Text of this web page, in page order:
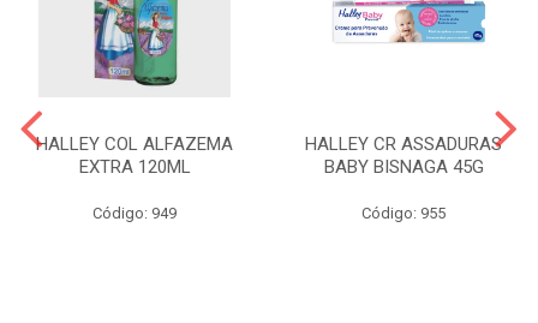
HALLEY COL ALFAZEMA
EXTRA 120ML
Código: 949
HALLEY CR ASSADURAS
BABY BISNAGA 45G
Código: 955